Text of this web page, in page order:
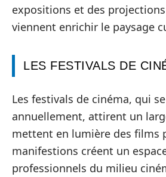
expositions et des
viennent enrichir le paysage
LES FESTIVALS DE
Les festivals de cinéma, qui
annuellement, attirent un
mettent en lumière des films
manifestions créent un
professionnels du milieu